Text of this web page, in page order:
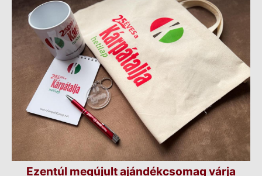
Ezentúl megújult ajándékcsomag várja